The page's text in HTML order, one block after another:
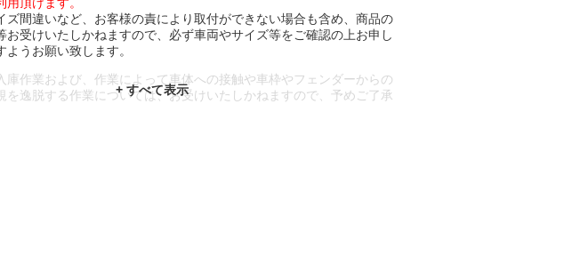
間違いなど、お客様の責により取付ができない場合も含め、商品の
お受けいたしかねますので、必ず車両やサイズ等をご確認の上お申し
うお願い致します。
作業および、作業によって車体への接触や車枠やフェンダーからの
を逸脱する作業については、お受けいたしかねますので、予めご了承